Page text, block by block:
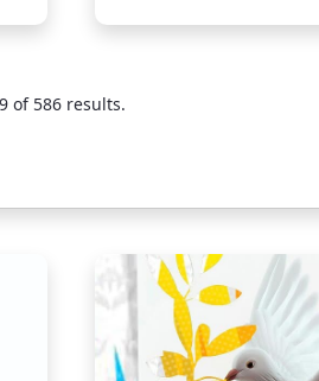
of 586 results.